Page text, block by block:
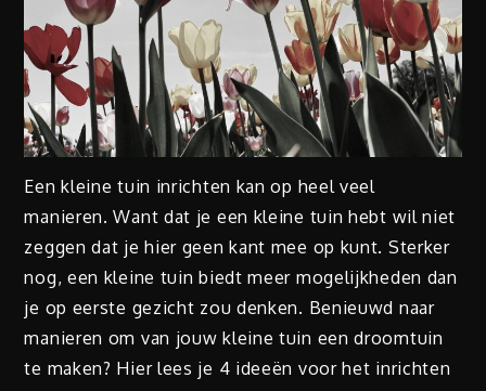
Een kleine tuin inrichten kan op heel veel
manieren. Want dat je een kleine tuin hebt wil niet
zeggen dat je hier geen kant mee op kunt. Sterker
nog, een kleine tuin biedt meer mogelijkheden dan
je op eerste gezicht zou denken. Benieuwd naar
manieren om van jouw kleine tuin een droomtuin
te maken? Hier lees je 4 ideeën voor het inrichten